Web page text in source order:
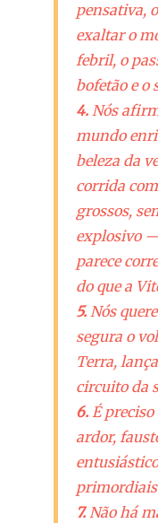
pensativa,
exaltar o
febril, o
bofetão e o
4. Nós
mundo
beleza da
corrida
grossos,
explosivo
parece
do que a
5. Nós
segura o
Terra,
circuito da
6. É
ardor,
7.Não há